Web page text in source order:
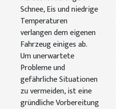
Schnee, Eis und niedrige
Temperaturen
verlangen dem eigenen
Fahrzeug einiges ab.
Um unerwartete
Probleme und
gefährliche Situationen
zu vermeiden, ist eine
gründliche Vorbereitung